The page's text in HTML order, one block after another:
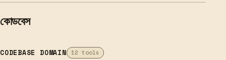
কোডবেস
CODEBASE DOMAIN 12 tools